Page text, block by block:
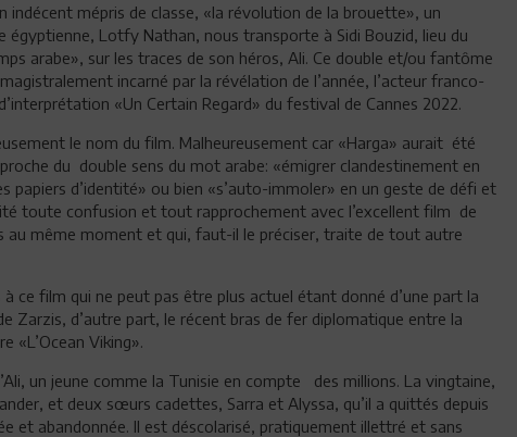
indécent mépris de classe, «la révolution de la brouette», un
égyptienne, Lotfy Nathan, nous transporte à Sidi Bouzid, lieu du
arabe», sur les traces de son héros, Ali. Ce double et/ou fantôme
incarné par la révélation de l’année, l’acteur franco-
«Un Certain Regard» du festival de Cannes 2022.
le nom du film. Malheureusement car «Harga» aurait été
du double sens du mot arabe: «émigrer clandestinement en
d’identité» ou bien «s’auto-immoler» en un geste de défi et
toute confusion et tout rapprochement avec l’excellent film de
au même moment et qui, faut-il le préciser, traite de tout autre
ce film qui ne peut pas être plus actuel étant donné d’une part la
Zarzis, d’autre part, le récent bras de fer diplomatique entre la
«L’Ocean Viking».
un jeune comme la Tunisie en compte des millions. La vingtaine,
et deux sœurs cadettes, Sarra et Alyssa, qu’il a quittés depuis
et abandonnée. Il est déscolarisé, pratiquement illettré et sans